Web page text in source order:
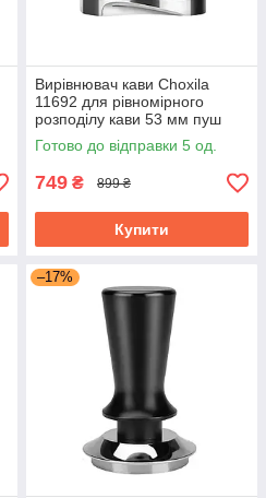
Вирівнювач кави Choxila
11692 для рівномірного
розподілу кави 53 мм пуш
темпер
Готово до відправки 5 од.
749 ₴ 899 ₴
Купити
–17%